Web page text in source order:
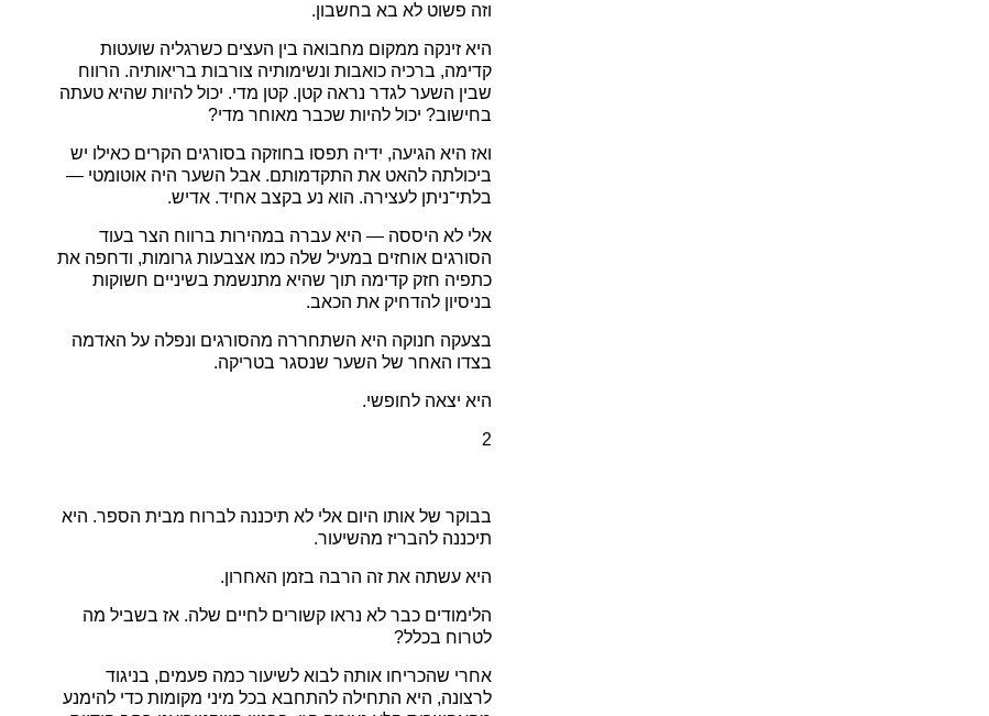
וזה פשוט לא בא בחשבון.
היא זינקה ממקום מחבואה בין העצים כשרגליה שועטות
קדימה, ברכיה כואבות ונשימותיה צורבות בריאותיה. הרווח
שבין השער לגדר נראה קטן. קטן מדי. יכול להיות שהיא טעתה
בחישוב? יכול להיות שכבר מאוחר מדי?
ואז היא הגיעה, ידיה תפסו בחוזקה בסורגים הקרים כאילו יש
ביכולתה להאט את התקדמותם. אבל השער היה אוטומטי —
בלתי־ניתן לעצירה. הוא נע בקצב אחיד. אדיש.
אלי לא היססה — היא עברה במהירות ברווח הצר בעוד
הסורגים אוחזים במעיל שלה כמו אצבעות גרומות, ודחפה את
כתפיה חזק קדימה תוך שהיא מתנשמת בשיניים חשוקות
בניסיון להדחיק את הכאב.
בצעקה חנוקה היא השתחררה מהסורגים ונפלה על האדמה
בצדו האחר של השער שנסגר בטריקה.
היא יצאה לחופשי.
2
בבוקר של אותו היום אלי לא תיכננה לברוח מבית הספר. היא
תיכננה להבריז מהשיעור.
היא עשתה את זה הרבה בזמן האחרון.
הלימודים כבר לא נראו קשורים לחיים שלה. אז בשביל מה
לטרוח בכלל?
אחרי שהכריחו אותה לבוא לשיעור כמה פעמים, בניגוד
לרצונה, היא התחילה להתחבא בכל מיני מקומות כדי להימנע